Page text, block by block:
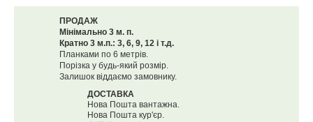
ПРОДАЖ
Мінімально 3 м. п.
Кратно 3 м.п.: 3, 6, 9, 12 і т.д.
Планками по 6 метрів.
Порізка у будь-який розмір.
Залишок віддаємо замовнику.
ДОСТАВКА
Нова Пошта вантажна.
Нова Пошта кур'єр.